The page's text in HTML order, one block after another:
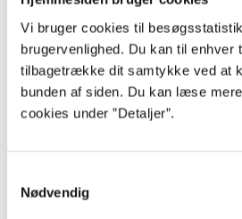
Vi bruger cookies til
brugervenlighed. Du kan til enhver
tilbagetrække dit samtykke ved at
bunden af siden. Du kan læse
cookies under ”Detaljer”.
Nødvendig
...
...